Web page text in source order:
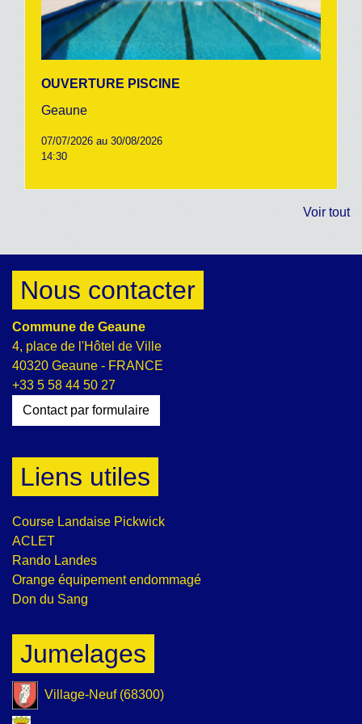
OUVERTURE PISCINE
Geaune
07/07/2026 au 30/08/2026
14:30
Voir tout
Nous contacter
Commune de Geaune
4, place de l'Hôtel de Ville
40320 Geaune - FRANCE
+33 5 58 44 50 27
Contact par formulaire
Liens utiles
Course Landaise Pickwick
ACLET
Rando Landes
Orange équipement endommagé
Don du Sang
Jumelages
Village-Neuf (68300)